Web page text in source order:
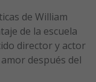
de William
de la escuela
director y actor
después del